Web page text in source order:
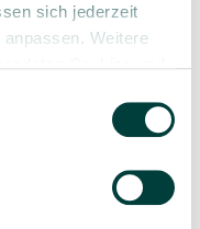
sich jederzeit
Weitere
Beratung